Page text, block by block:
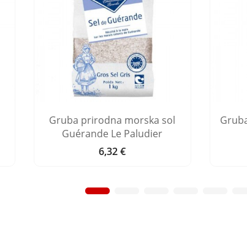
Gruba prirodna morska sol
Guérande Le Paludier
Cijena
6,32 €